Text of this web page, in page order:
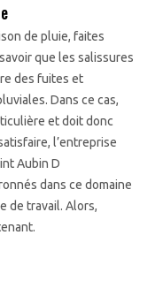
de pluie, faites
que les salissures
des fuites et
Dans ce cas,
et doit donc
l’entreprise
Aubin D
dans ce domaine
de travail. Alors,